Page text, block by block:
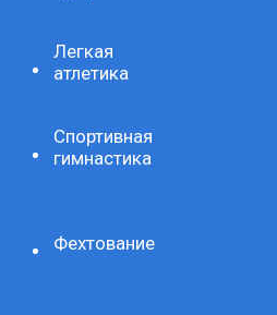
Легкая
атлетика
Спортивная
гимнастика
Фехтование